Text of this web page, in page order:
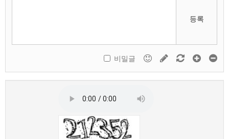
등록
비밀글